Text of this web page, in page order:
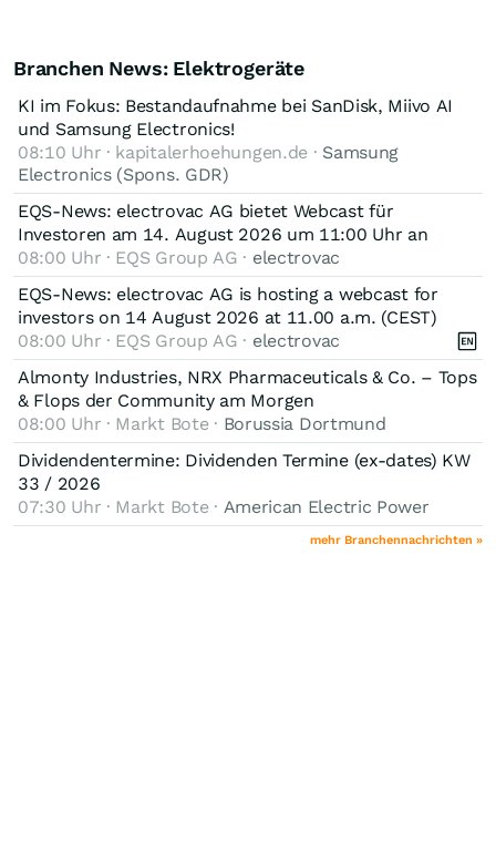
Branchen News: Elektrogeräte
KI im Fokus: Bestandaufnahme bei SanDisk, Miivo AI
und Samsung Electronics!
08:10 Uhr · kapitalerhoehungen.de · Samsung
Electronics (Spons. GDR)
EQS-News: electrovac AG bietet Webcast für
Investoren am 14. August 2026 um 11:00 Uhr an
08:00 Uhr · EQS Group AG · electrovac
EQS-News: electrovac AG is hosting a webcast for
investors on 14 August 2026 at 11.00 a.m. (CEST)
08:00 Uhr · EQS Group AG · electrovac
Almonty Industries, NRX Pharmaceuticals & Co. – Tops
& Flops der Community am Morgen
08:00 Uhr · Markt Bote · Borussia Dortmund
Dividendentermine: Dividenden Termine (ex-dates) KW
33 / 2026
07:30 Uhr · Markt Bote · American Electric Power
mehr Branchennachrichten »